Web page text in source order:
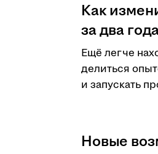
Как
за два
Ещё легче
делиться
и запускать
Новые